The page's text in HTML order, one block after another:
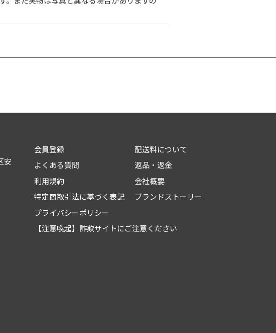
安
会員登録
よくある質問
利用規約
特定商取引法に基づく表記
プライバシーポリシー
【注意喚起】詐欺サイトにご注意ください
配送料について
返品・返金
会社概要
ブランドストーリー